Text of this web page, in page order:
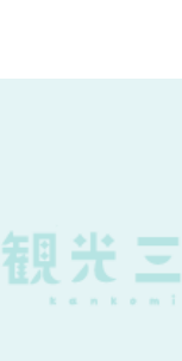
which includes
1...